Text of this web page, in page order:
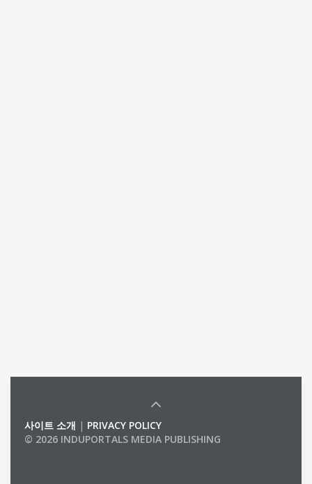
사이트 소개 | PRIVACY POLICY
© 2026 INDUPORTALS MEDIA PUBLISHING